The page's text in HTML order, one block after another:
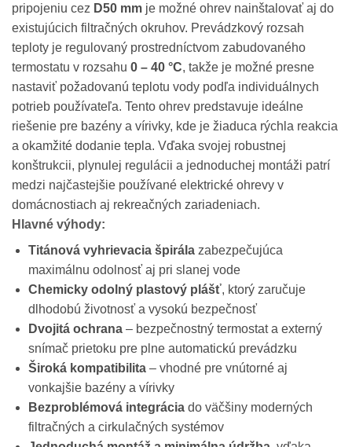
pripojeniu cez D50 mm je možné ohrev nainštalovať aj do
existujúcich filtračných okruhov. Prevádzkový rozsah
teploty je regulovaný prostredníctvom zabudovaného
termostatu v rozsahu 0 – 40 °C, takže je možné presne
nastaviť požadovanú teplotu vody podľa individuálnych
potrieb používateľa. Tento ohrev predstavuje ideálne
riešenie pre bazény a vírivky, kde je žiaduca rýchla reakcia
a okamžité dodanie tepla. Vďaka svojej robustnej
konštrukcii, plynulej regulácii a jednoduchej montáži patrí
medzi najčastejšie používané elektrické ohrevy v
domácnostiach aj rekreačných zariadeniach.
Hlavné výhody:
Titánová vyhrievacia špirálazabezpečujúca
maximálnu odolnosť aj pri slanej vode
Chemicky odolný plastový plášť, ktorý zaručuje
dlhodobú životnosť a vysokú bezpečnosť
Dvojitá ochrana– bezpečnostný termostat a externý
snímač prietoku pre plne automatickú prevádzku
Široká kompatibilita– vhodné pre vnútorné aj
vonkajšie bazény a vírivky
Bezproblémová integráciado väčšiny moderných
filtračných a cirkulačných systémov